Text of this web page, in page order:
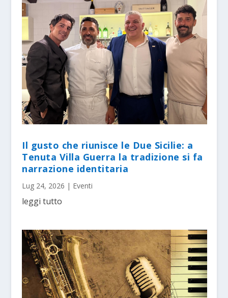
Il gusto che riunisce le Due Sicilie: a
Tenuta Villa Guerra la tradizione si fa
narrazione identitaria
Lug 24, 2026 | Eventi
leggi tutto